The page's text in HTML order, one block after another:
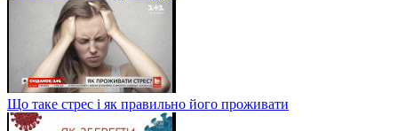
Що таке стрес і як правильно його проживати